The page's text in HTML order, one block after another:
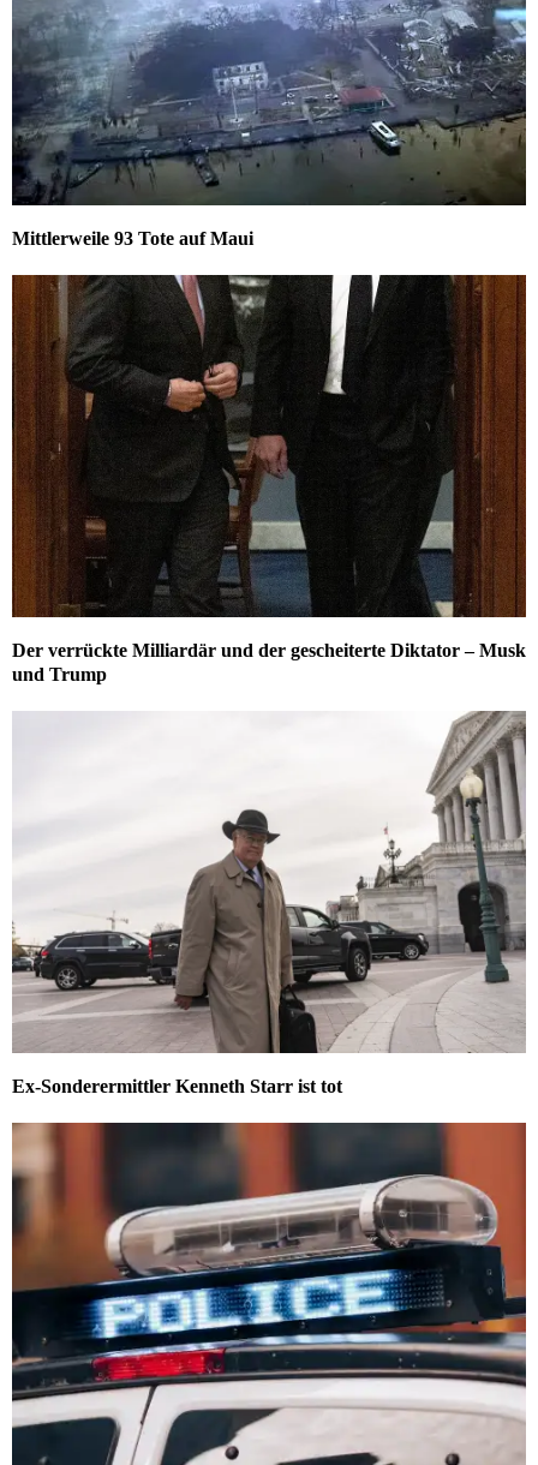
Mittlerweile 93 Tote auf Maui
Der verrückte Milliardär und der gescheiterte Diktator – Musk
und Trump
Ex-Sonderermittler Kenneth Starr ist tot